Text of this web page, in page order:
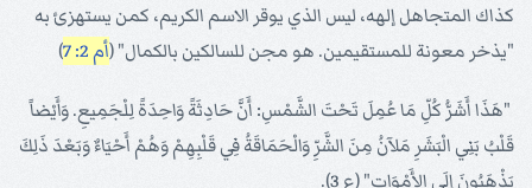
كذاك المتجاهل إلهه، ليس الذي يوقر الاسم الكريم، كمن يستهزئ به
"يذخر معونة للمستقيمين. هو مجن للسالكين بالكمال" (أم 2: 7 )
"هَذَا أَشَرُّ كُلِّ مَا عُمِلَ تَحْتَ الشَّمْسِ: أَنَّ حَادِثَةً وَاحِدَةً لِلْجَمِيعِ. وَأَيْضاً
قَلْبُ بَنِي الْبَشَرِ مَلآنُ مِنَ الشَّرِّ وَالْحَمَاقَةُ فِي قَلْبِهِمْ وَهُمْ أَحْيَاءٌ وَبَعْدَ ذَلِكَ
يَذْهَبُونَ إِلَى الأَمْوَاتِ" (ع 3).